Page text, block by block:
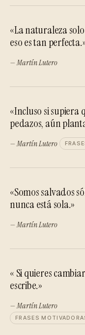
«La naturaleza
eso es tan
— Martín Lutero
«Incluso si
pedazos, aún
— Martín Lutero
«Somos salvados
nunca está sola.»
— Martín Lutero
« Si quieres
escribe.»
— Martín Lutero
FRASES